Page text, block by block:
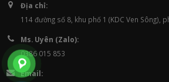
Địa chỉ:
114 đường số 8, khu phố 1 (KDC Ven Sông),
Ms. Uyên (Zalo):
0386 015 853
Email: